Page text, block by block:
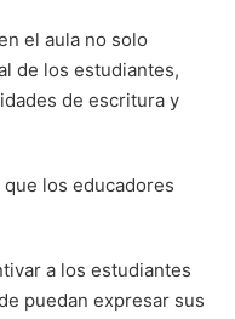
el aula no solo
de los estudiantes,
de escritura y
los educadores
a los estudiantes
puedan expresar sus